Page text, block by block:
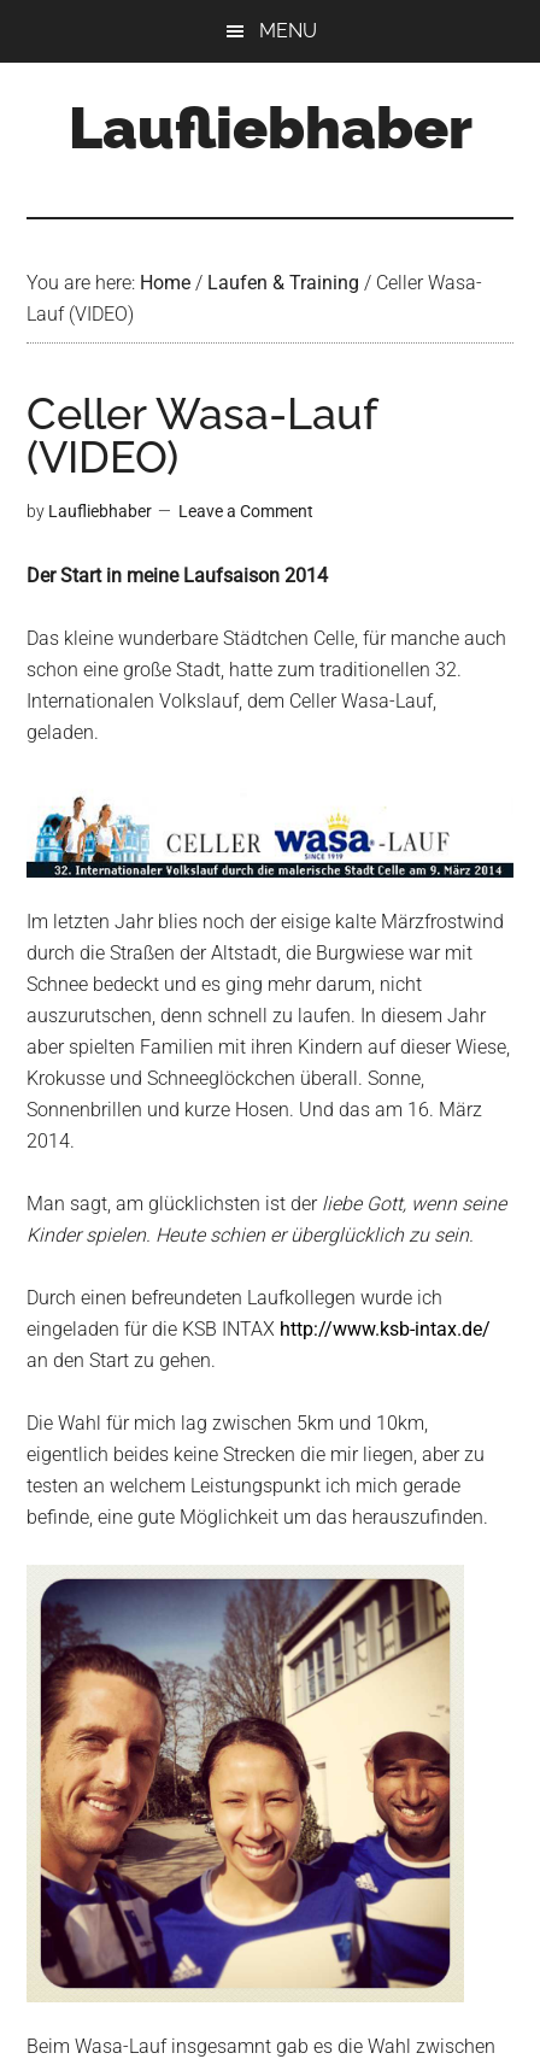
MENU
Laufliebhaber
You are here: Home / Laufen & Training / Celler Wasa-
Lauf (VIDEO)
Celler Wasa-Lauf
(VIDEO)
by Laufliebhaber Leave a Comment
Der Start in meine Laufsaison 2014
Das kleine wunderbare Städtchen Celle, für manche auch
schon eine große Stadt, hatte zum traditionellen 32.
Internationalen Volkslauf, dem Celler Wasa-Lauf,
geladen.
Im letzten Jahr blies noch der eisige kalte Märzfrostwind
durch die Straßen der Altstadt, die Burgwiese war mit
Schnee bedeckt und es ging mehr darum, nicht
auszurutschen, denn schnell zu laufen. In diesem Jahr
aber spielten Familien mit ihren Kindern auf dieser Wiese,
Krokusse und Schneeglöckchen überall. Sonne,
Sonnenbrillen und kurze Hosen. Und das am 16. März
2014.
Man sagt, am glücklichsten ist der liebe Gott, wenn seine
Kinder spielen. Heute schien er überglücklich zu sein.
Durch einen befreundeten Laufkollegen wurde ich
eingeladen für die KSB INTAX http://www.ksb-intax.de/
an den Start zu gehen.
Die Wahl für mich lag zwischen 5km und 10km,
eigentlich beides keine Strecken die mir liegen, aber zu
testen an welchem Leistungspunkt ich mich gerade
befinde, eine gute Möglichkeit um das herauszufinden.
Beim Wasa-Lauf insgesamnt gab es die Wahl zwischen